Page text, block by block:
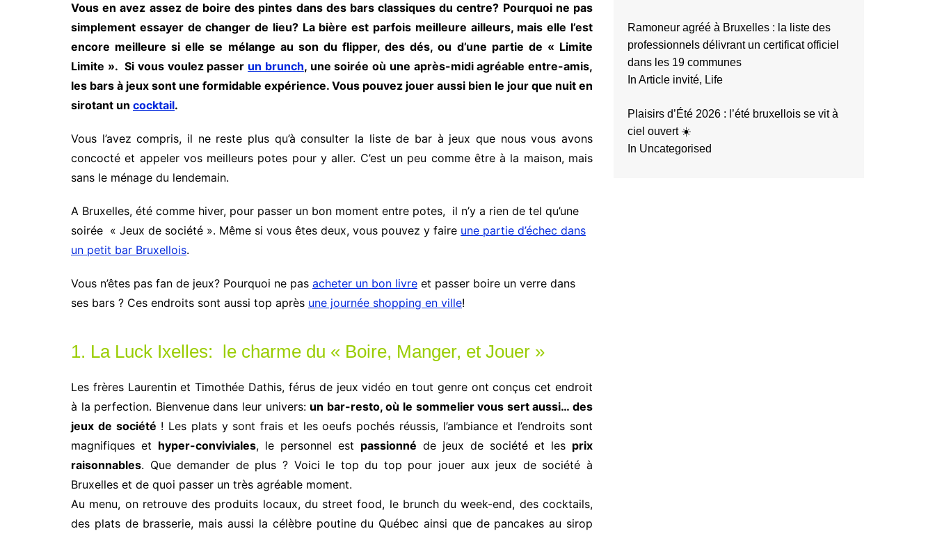
Vous en avez assez de boire des pintes dans des bars classiques du centre? Pourquoi ne pas
simplement essayer de changer de lieu? La bière est parfois meilleure ailleurs, mais elle l’est
encore meilleure si elle se mélange au son du flipper, des dés, ou d’une partie de « Limite
Limite ». Si vous voulez passer un brunch, une soirée où une après-midi agréable entre-amis,
les bars à jeux sont une formidable expérience. Vous pouvez jouer aussi bien le jour que nuit en
sirotant un cocktail.
Vous l’avez compris, il ne reste plus qu’à consulter la liste de bar à jeux que nous vous avons
concocté et appeler vos meilleurs potes pour y aller. C’est un peu comme être à la maison, mais
sans le ménage du lendemain.
A Bruxelles, été comme hiver, pour passer un bon moment entre potes, il n’y a rien de tel qu’une
soirée « Jeux de société ». Même si vous êtes deux, vous pouvez y faire une partie d’échec dans
un petit bar Bruxellois.
Vous n’êtes pas fan de jeux? Pourquoi ne pas acheter un bon livre et passer boire un verre dans
ses bars ? Ces endroits sont aussi top après une journée shopping en ville!
1. La Luck Ixelles: le charme du « Boire, Manger, et Jouer »
Les frères Laurentin et Timothée Dathis, férus de jeux vidéo en tout genre ont conçus cet endroit
à la perfection. Bienvenue dans leur univers: un bar-resto, où le sommelier vous sert aussi… des
jeux de société ! Les plats y sont frais et les oeufs pochés réussis, l’ambiance et l’endroits sont
magnifiques et hyper-conviviales, le personnel est passionné de jeux de société et les prix
raisonnables. Que demander de plus ? Voici le top du top pour jouer aux jeux de société à
Bruxelles et de quoi passer un très agréable moment.
Au menu, on retrouve des produits locaux, du street food, le brunch du week-end, des cocktails,
des plats de brasserie, mais aussi la célèbre poutine du Québec ainsi que de pancakes au sirop
Ramoneur agréé à Bruxelles : la liste des
professionnels délivrant un certificat officiel
dans les 19 communes
In Article invité, Life
Plaisirs d’Été 2026 : l’été bruxellois se vit à
ciel ouvert ☀️
In Uncategorised